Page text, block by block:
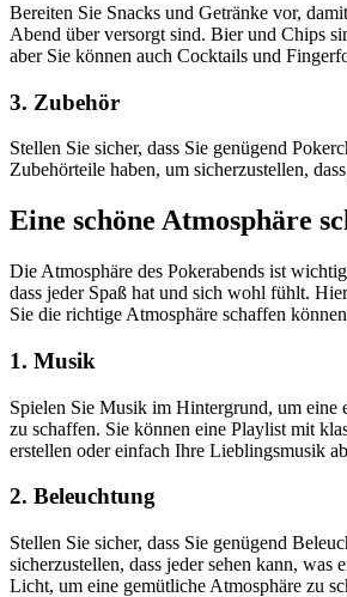
Bereiten Sie Snacks und Getränke vor,
Abend über versorgt sind. Bier und Chips
aber Sie können auch Cocktails und
3. Zubehör
Stellen Sie sicher, dass Sie genügend
Zubehörteile haben, um sicherzustellen,
Eine schöne Atmosphäre
Die Atmosphäre des Pokerabends ist
dass jeder Spaß hat und sich wohl fühlt.
Sie die richtige Atmosphäre schaffen
1. Musik
Spielen Sie Musik im Hintergrund, um eine
zu schaffen. Sie können eine Playlist mit
erstellen oder einfach Ihre Lieblingsmusik
2. Beleuchtung
Stellen Sie sicher, dass Sie genügend
sicherzustellen, dass jeder sehen kann, was
Licht, um eine gemütliche Atmosphäre zu